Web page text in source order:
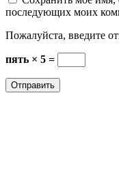
последующих моих
Пожалуйста, введите
пять × 5 =